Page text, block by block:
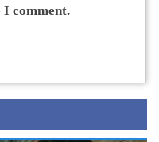
comment.